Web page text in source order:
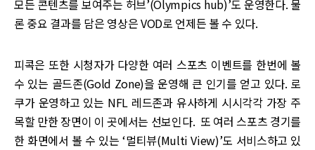
모든 콘텐츠를 보여주는 허브’(Olympics hub)’도 운영한다. 물
론 중요 결과를 담은 영상은 VOD로 언제든 볼 수 있다.
피콕은 또한 시청자가 다양한 여러 스포츠 이벤트를 한번에 볼
수 있는 골드존(Gold Zone)을 운영해 큰 인기를 얻고 있다. 로
쿠가 운영하고 있는 NFL 레드존과 유사하게 시시각각 가장 주
목할 만한 장면이 이 곳에서는 선보인다. 또 여러 스포츠 경기를
한 화면에서 볼 수 있는 ‘멀티뷰(Multi View)’도 서비스하고 있